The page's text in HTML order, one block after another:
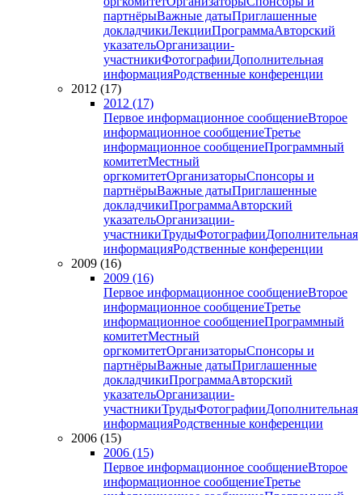
партнёрыВажные датыПриглашенные
докладчикиЛекцииПрограммаАвторский
указательОрганизации-
участникиФотографииДополнительная
информацияРодственные конференции
2012 (17)
2012 (17)
Первое информационное сообщениеВторое
информационное сообщениеТретье
информационное сообщениеПрограммный
комитетМестный
оргкомитетОрганизаторыСпонсоры и
партнёрыВажные датыПриглашенные
докладчикиПрограммаАвторский
указательОрганизации-
участникиТрудыФотографииДополнительная
информацияРодственные конференции
2009 (16)
2009 (16)
Первое информационное сообщениеВторое
информационное сообщениеТретье
информационное сообщениеПрограммный
комитетМестный
оргкомитетОрганизаторыСпонсоры и
партнёрыВажные датыПриглашенные
докладчикиПрограммаАвторский
указательОрганизации-
участникиТрудыФотографииДополнительная
информацияРодственные конференции
2006 (15)
2006 (15)
Первое информационное сообщениеВторое
информационное сообщениеТретье